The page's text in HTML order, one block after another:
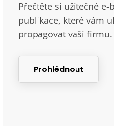
Přečtěte si užitečné
publikace, které vám
propagovat vaši firmu.
Prohlédnout